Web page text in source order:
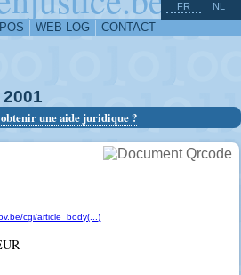
WEB LOG CONTACT
FR NL
2001
une aide juridique ?
cgi/article_body(...)
^